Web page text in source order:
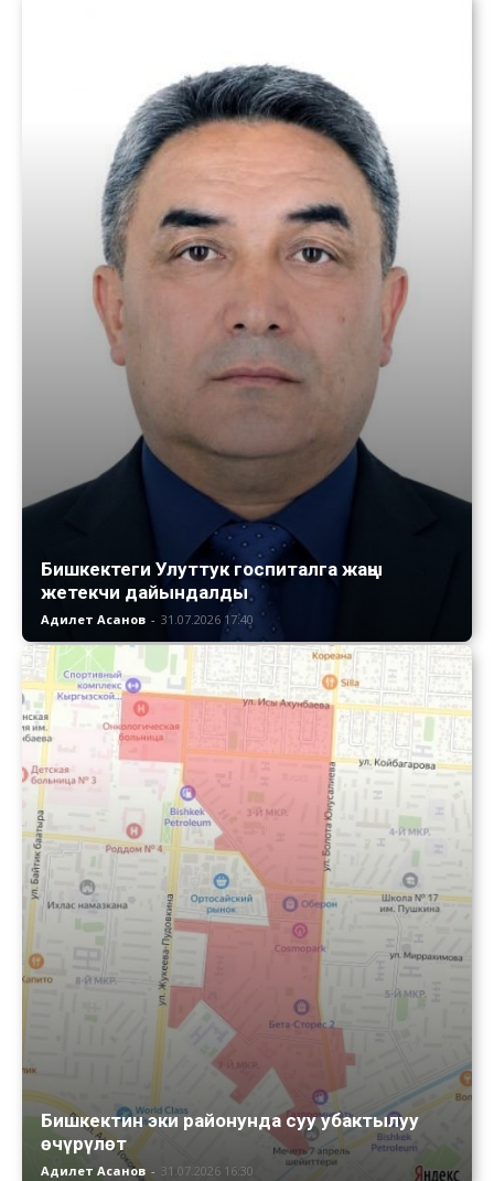
Бишкектеги Улуттук госпиталга жаңы
жетекчи дайындалды
Адилет Асанов - 31.07.2026 17:40
Бишкектин эки районунда суу убактылуу
өчүрүлөт
Адилет Асанов - 31.07.2026 16:30